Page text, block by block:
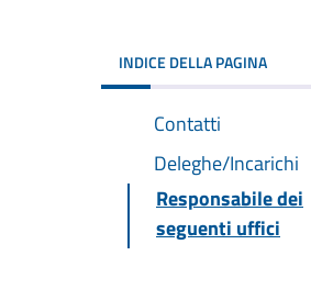
INDICE DELLA PAGINA
Contatti
Deleghe/Incarichi
Responsabile dei
seguenti uffici